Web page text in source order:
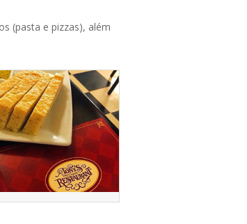
(pasta e pizzas), além